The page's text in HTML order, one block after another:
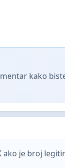
kako
ako je broj